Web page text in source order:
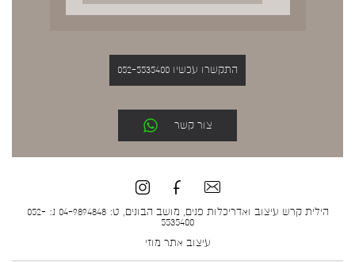
התקשרו עכשיו 052-5535400
צור קשר
הילית קרש עיצוב ואדריכלות פנים, מושב הבונים, ט: 04-9894848 נ: 052-
5535400
עיצוב אתר מוזי